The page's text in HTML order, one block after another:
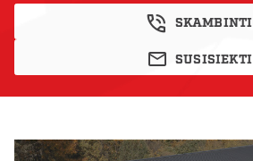
SKAMBINTI
SUSISIEKTI